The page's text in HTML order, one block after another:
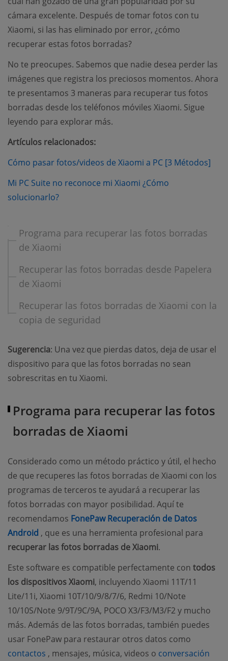
cámara excelente. Después de tomar fotos con tu
Xiaomi, si las has eliminado por error, ¿cómo
recuperar estas fotos borradas?
No te preocupes. Sabemos que nadie desea perder las
imágenes que registra los preciosos momentos. Ahora
te presentamos 3 maneras para recuperar tus fotos
borradas desde los teléfonos móviles Xiaomi. Sigue
leyendo para explorar más.
Artículos relacionados:
Cómo pasar fotos/videos de Xiaomi a PC [3 Métodos]
Mi PC Suite no reconoce mi Xiaomi ¿Cómo
solucionarlo?(opens new window)
Programa para recuperar las fotos borradas
de Xiaomi
Recuperar las fotos borradas desde Papelera
de Xiaomi
Recuperar las fotos borradas de Xiaomi con la
copia de seguridad
Sugerencia: Una vez que pierdas datos, deja de usar el
dispositivo para que las fotos borradas no sean
sobrescritas en tu Xiaomi.
Programa para recuperar las fotos
borradas de Xiaomi
Considerado como un método práctico y útil, el hecho
de que recuperes las fotos borradas de Xiaomi con los
programas de terceros te ayudará a recuperar las
fotos borradas con mayor posibilidad. Aquí te
recomendamos FonePaw Recuperación de Datos
Android (opens new window)
, que es una herramienta profesional para
recuperar las fotos borradas de Xiaomi.
Este software es compatible perfectamente con todos
los dispositivos Xiaomi, incluyendo Xiaomi 11T/11
Lite/11i, Xiaomi 10T/10/9/8/7/6, Redmi 10/Note
10/10S/Note 9/9T/9C/9A, POCO X3/F3/M3/F2 y mucho
más. Además de las fotos borradas, también puedes
usar FonePaw para restaurar otros datos como
contactos (opens new window)
, mensajes, música, videos o conversación